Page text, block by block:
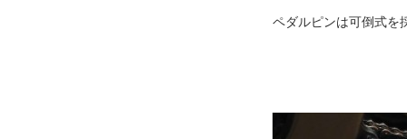
ペダルピンは可倒式を